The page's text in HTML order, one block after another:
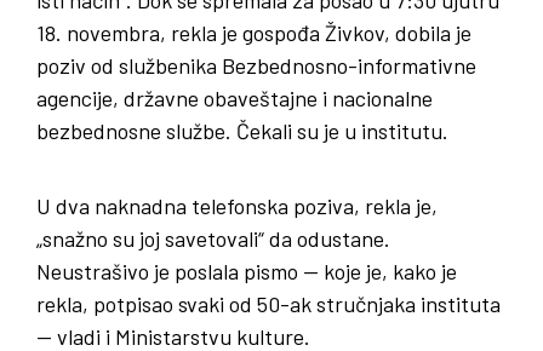
18. novembra, rekla je gospođa Živkov, dobila je
poziv od službenika Bezbednosno-informativne
agencije, državne obaveštajne i nacionalne
bezbednosne službe. Čekali su je u institutu.
U dva naknadna telefonska poziva, rekla je,
„snažno su joj savetovali“ da odustane.
Neustrašivo je poslala pismo — koje je, kako je
rekla, potpisao svaki od 50-ak stručnjaka instituta
— vladi i Ministarstvu kulture.